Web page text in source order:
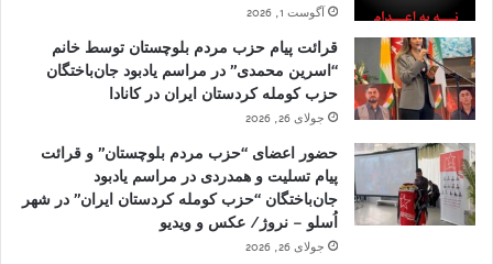
آگوست 1, 2026
قرائت پیام حزب مردم بلوچستان توسط خانم
“اسرین محمدی” در مراسم یادبود جان‌باختگان
حزب کومله کردستان ایران در کانادا
جولای 26, 2026
حضور اعضای “حزب مردم بلوچستان” و قرائت
پیام تسلیت و همدردی در مراسم یادبود
جان‌باختگان “حزب کومله کردستان ایران” در شهر
اُسلو – نروژ/ عکس و ویدیو
جولای 26, 2026